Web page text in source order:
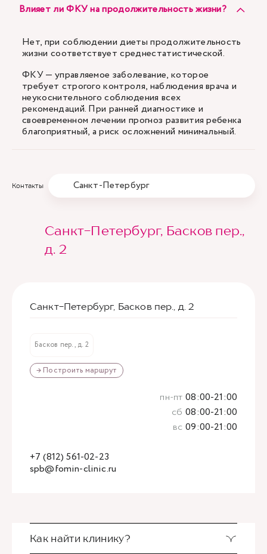
Влияет ли ФКУ на продолжительность жизни?
Нет, при соблюдении диеты продолжительность
жизни соответствует среднестатистической.
ФКУ — управляемое заболевание, которое
требует строгого контроля, наблюдения врача и
неукоснительного соблюдения всех
рекомендаций. При ранней диагностике и
своевременном лечении прогноз развития ребенка
благоприятный, а риск осложнений минимальный.
Контакты Санкт-Петербург
Санкт-Петербург, Басков пер.,
д. 2
Санкт-Петербург, Басков пер., д. 2
Басков пер., д. 2
→ Построить маршрут
spb@fomin-clinic.ru
+7 (812) 561-02-23
пн-пт 08:00-21:00
сб 08:00-21:00
вс 09:00-21:00
Как найти клинику?